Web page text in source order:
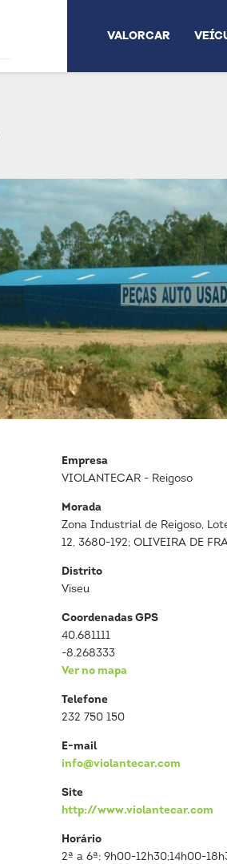
VALORCAR
Empresa
VIOLANTECAR - Reigoso
Morada
Zona Industrial de Reigoso,
12, 3680-192; OLIVEIRA DE
Distrito
Viseu
Coordenadas GPS
40.681111
-8.268333
Ver no mapa
Telefone
232 750 150
E-mail
info@violantecar.com
Site
http://www.violantecar.com
Horário
2ª a 6ª: 9h00-12h30;14h00-